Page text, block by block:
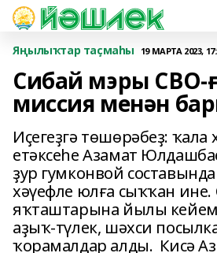
Яңылыҡтар таҫмаһы 19 МАРТА 2023,
Сибай мэры СВО-
миссия менән
Иҫегеҙгә төшөрәбеҙ: ҡала
етәксеһе Азамат
ҙур гумконвой
хәүефле юлға сыҡҡан
яҡташтарына йылы
аҙыҡ-түлек, шәхси
ҡорамалдар алды. Кисә